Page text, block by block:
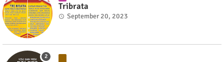
Tribrata
September 20, 2023